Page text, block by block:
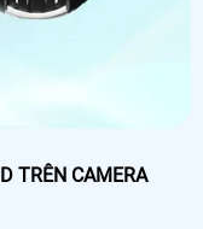
TRÊN CAMERA